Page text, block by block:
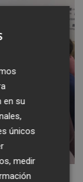
en su
únicos
medir